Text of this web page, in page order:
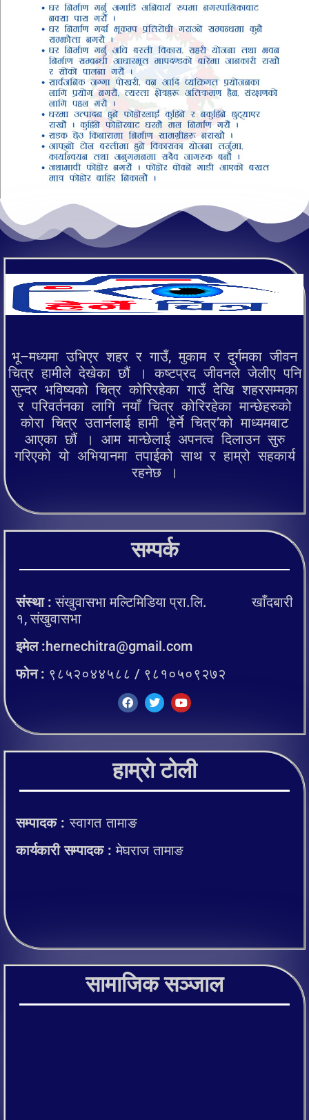
भू–मध्यमा उभिएर शहर र गाउँ, मुकाम र दुर्गमका जीवन
चित्र हामीले देखेका छौं । कष्टप्रद जीवनले जेलीए पनि
सुन्दर भविष्यको चित्र कोरिरहेका गाउँ देखि शहरसम्मका
र परिवर्तनका लागि नयाँ चित्र कोरिरहेका मान्छेहरुको
कोरा चित्र उतार्नलाई हामी ‘हेर्ने चित्र’को माध्यमबाट
आएका छौं । आम मान्छेलाई अपनत्व दिलाउन सुरु
गरिएको यो अभियानमा तपाईको साथ र हाम्रो सहकार्य
रहनेछ ।
सम्पर्क
संस्था : संखुवासभा मल्टिमिडिया प्रा.लि. खाँदबारी
१, संखुवासभा
इमेल :hernechitra@gmail.com
फोन : ९८५२०४४५८८ / ९८१०५०९२७२
हाम्रो टोली
सम्पादक :स्वागत तामाङ
कार्यकारी सम्पादक :मेघराज तामाङ
सामाजिक सञ्जाल